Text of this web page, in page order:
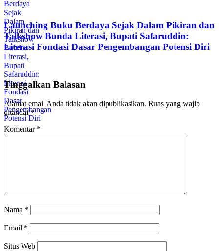
Launching Buku Berdaya Sejak Dalam Pikiran dan
Talkshow Bunda Literasi, Bupati Safaruddin:
Literasi Fondasi Dasar Pengembangan Potensi Diri
Tinggalkan Balasan
Alamat email Anda tidak akan dipublikasikan. Ruas yang wajib
ditandai*
Komentar *
Nama *
Email *
Situs Web